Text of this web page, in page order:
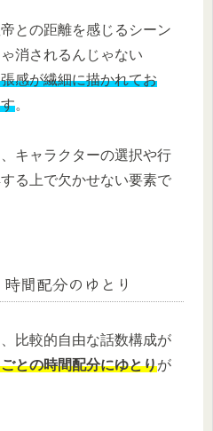
との距離を感じるシーン
消されるんじゃない
感が繊細に描かれてお
。
キャラクターの選択や行
る上で欠かせない要素で
間配分のゆとり
比較的自由な話数構成が
との時間配分にゆとりが